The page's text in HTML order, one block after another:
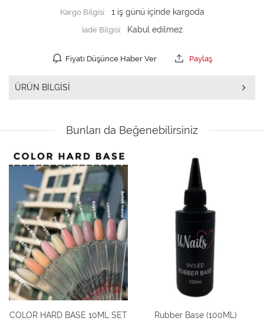
Kargo Bilgisi:
1 iş günü içinde kargoda
İade Bilgisi:
Fiyatı Düşünce Haber Ver Paylaş
ÜRÜN BILGISI
Bunları da Beğenebilirsiniz
COLOR HARD BASE 10ML SET
Rubber Base (100ML)